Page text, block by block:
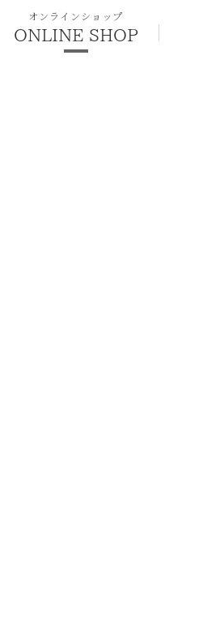
オンラインショップ
ONLINE SHOP